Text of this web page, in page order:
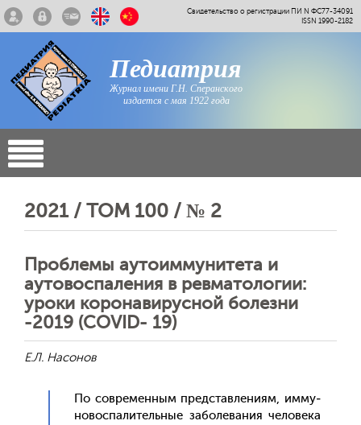
Свидетельство о регистрации ПИ N ФС77-34091
ISSN 1990-2182
Педиатрия
Журнал имени Г.Н. Сперанского
издается с мая 1922 года
2021 / ТОМ 100 / № 2
Проблемы аутоиммунитета и
аутовоспаления в ревматологии:
уроки коронавирусной болезни
-2019 (COVID- 19)
Е.Л. Насонов
По сов­ре­мен­ным пред­став­ле­ни­ям, им­му­
новос­па­литель­ные за­боле­вания че­лове­ка